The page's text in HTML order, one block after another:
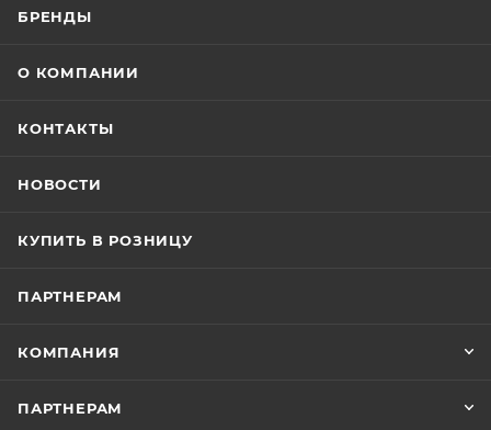
БРЕНДЫ
О КОМПАНИИ
КОНТАКТЫ
НОВОСТИ
КУПИТЬ В РОЗНИЦУ
ПАРТНЕРАМ
КОМПАНИЯ
ПАРТНЕРАМ